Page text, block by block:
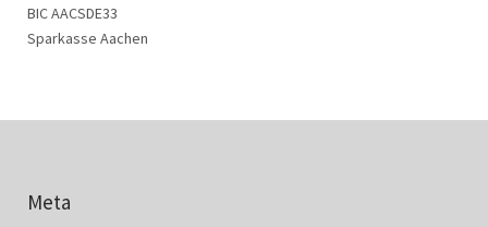
BIC AACSDE33
Sparkasse Aachen
Meta